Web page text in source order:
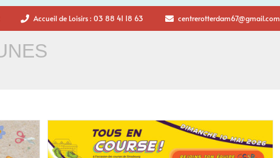
Accueil de Loisirs : 03 88 41 18 63 centrerotterdam67@gmail.com